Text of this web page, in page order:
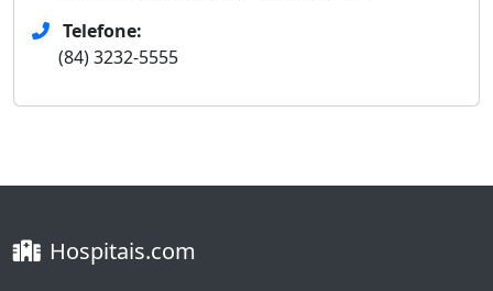
Telefone:
(84) 3232-5555
Hospitais.com